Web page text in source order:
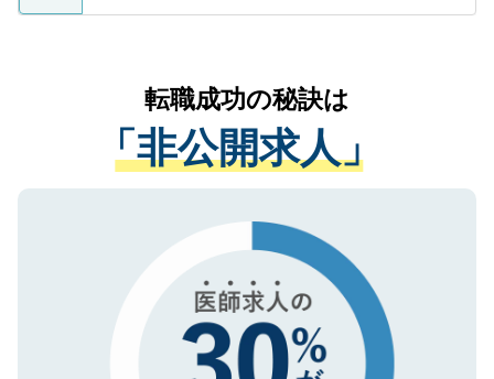
ているすべての個人データはご本人の許可
は、個人情報の取り扱いについての厳密な
管理基準を満たした事業者のみに付与され
る、プライバシーマークを取得済みです。
で、機密保持に関してもご安心ください。
かがいして、現在の医療機関の状況や紹介
経験をまじえながら、適切なアドバイスを
させていただきます。すぐにご転職をされ
ない方には、長期的なサポートが可能です
ので、まずはご登録ください。
転職成功の秘訣は
「非公開求人」